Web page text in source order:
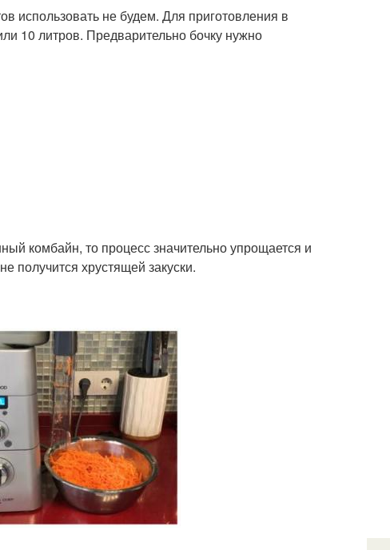
использовать не будем. Для приготовления в
10 литров. Предварительно бочку нужно
комбайн, то процесс значительно упрощается и
получится хрустящей закуски.